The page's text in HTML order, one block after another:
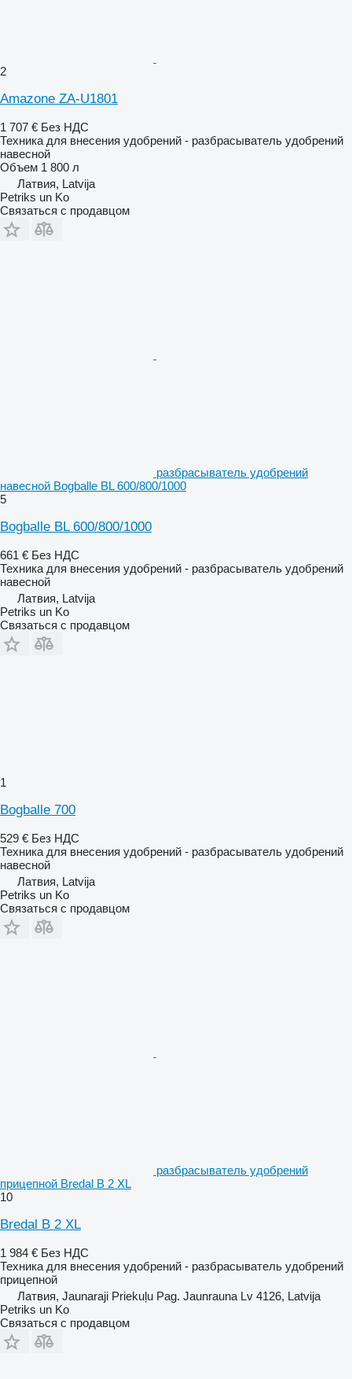
2
Amazone ZA-U1801
1 707 € Без НДС
Техника для внесения удобрений - разбрасыватель удобрений
навесной
Объем 1 800 л
Латвия, Latvija
Petriks un Ko
Связаться с продавцом
разбрасыватель удобрений
навесной Bogballe BL 600/800/1000
5
Bogballe BL 600/800/1000
661 € Без НДС
Техника для внесения удобрений - разбрасыватель удобрений
навесной
Латвия, Latvija
Petriks un Ko
Связаться с продавцом
1
Bogballe 700
529 € Без НДС
Техника для внесения удобрений - разбрасыватель удобрений
навесной
Латвия, Latvija
Petriks un Ko
Связаться с продавцом
разбрасыватель удобрений
прицепной Bredal B 2 XL
10
Bredal B 2 XL
1 984 € Без НДС
Техника для внесения удобрений - разбрасыватель удобрений
прицепной
Латвия, Jaunaraji Priekuļu Pag. Jaunrauna Lv 4126, Latvija
Petriks un Ko
Связаться с продавцом